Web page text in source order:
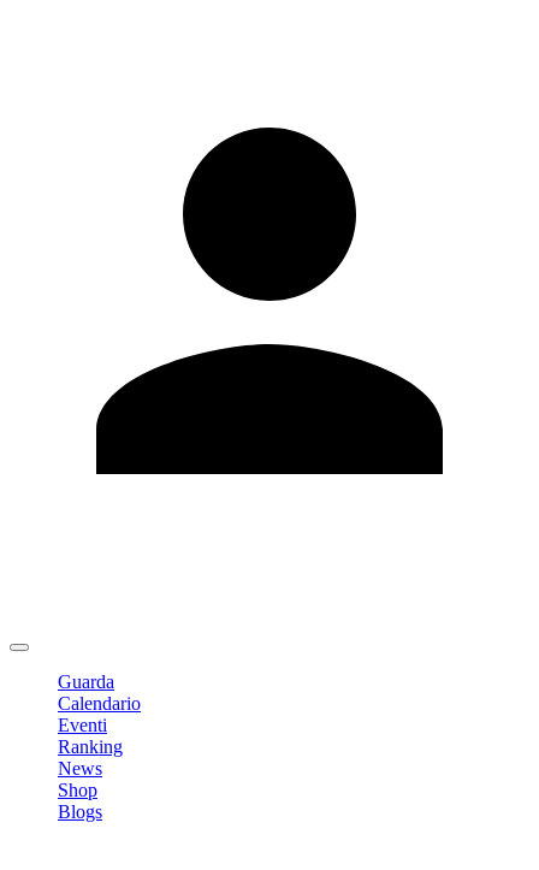
Guarda
Calendario
Eventi
Ranking
News
Shop
Blogs